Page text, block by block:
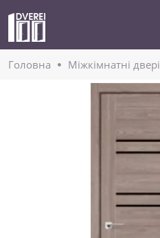
Головнa Міжкімнатні двері